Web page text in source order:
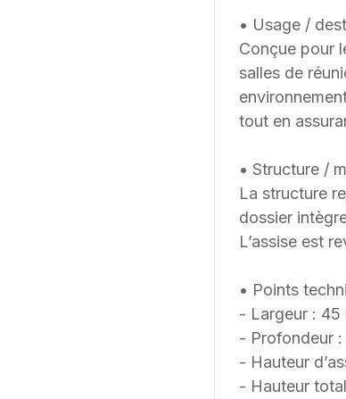
• Usage /
Conçue pour
salles de
tout en
• Structure /
La structure
dossier
L’assise est
• Points
- Largeur : 45
- Profondeur
- Hauteur
- Hauteur